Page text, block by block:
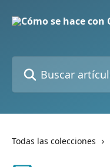
Todas las colecciones